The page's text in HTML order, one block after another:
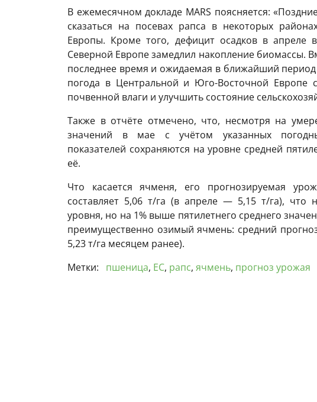
В ежемесячном докладе MARS поясняется:
сказаться на посевах рапса в некоторых
Европы. Кроме того, дефицит осадков в апреле
Северной Европе замедлил накопление биомассы.
последнее время и ожидаемая в ближайший
погода в Центральной и Юго-Восточной Европе
почвенной влаги и улучшить состояние
Также в отчёте отмечено, что, несмотря на
значений в мае с учётом указанных
показателей сохраняются на уровне средней
её.
Что касается ячменя, его прогнозируемая
составляет 5,06 т/га (в апреле — 5,15 т/га), что
уровня, но на 1% выше пятилетнего среднего
преимущественно озимый ячмень: средний
5,23 т/га месяцем ранее).
Метки:
пшеница, ЕС, рапс, ячмень, прогноз урожая